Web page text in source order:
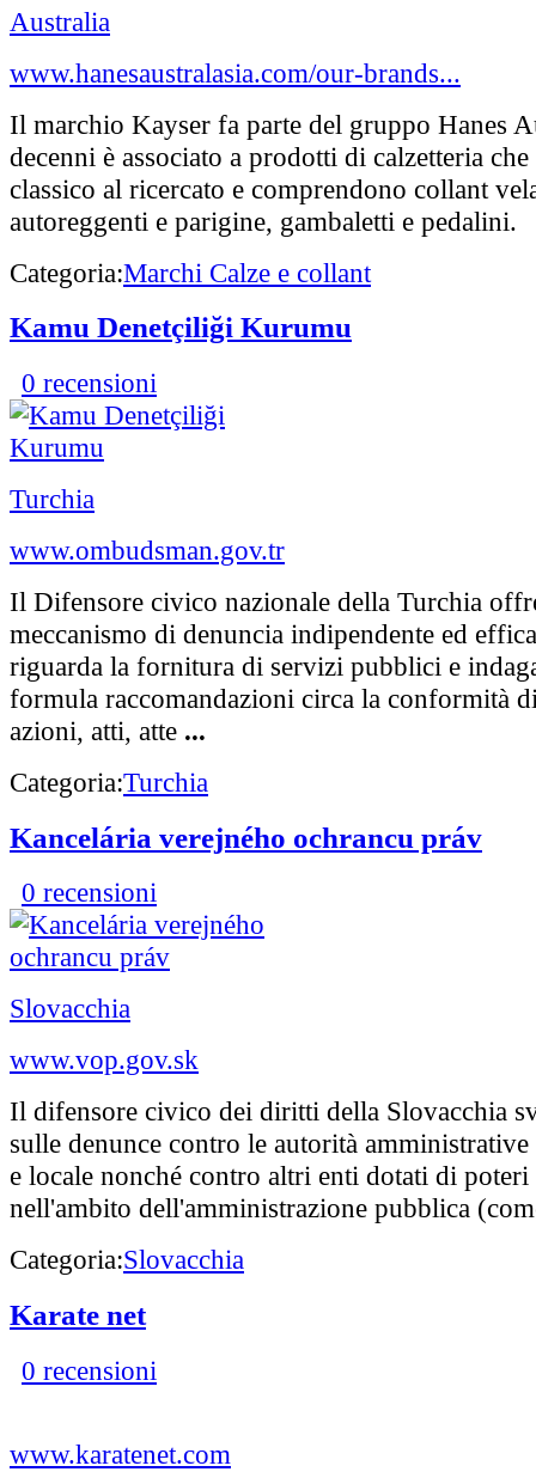
Australia
www.hanesaustralasia.com/our-brands...
Il marchio Kayser fa parte del gruppo Hanes
decenni è associato a prodotti di calzetteria
classico al ricercato e comprendono collant
autoreggenti e parigine, gambaletti e pedalini.
Categoria:Marchi Calze e collant
Kamu Denetçiliği Kurumu
0 recensioni
Turchia
www.ombudsman.gov.tr
Il Difensore civico nazionale della Turchia
meccanismo di denuncia indipendente ed
riguarda la fornitura di servizi pubblici e
formula raccomandazioni circa la conformità
azioni, atti, atte ...
Categoria:Turchia
Kancelária verejného ochrancu práv
0 recensioni
Slovacchia
www.vop.gov.sk
Il difensore civico dei diritti della Slovacchia
sulle denunce contro le autorità
e locale nonché contro altri enti dotati di
nell'ambito dell'amministrazione pubblica
Categoria:Slovacchia
Karate net
0 recensioni
www.karatenet.com